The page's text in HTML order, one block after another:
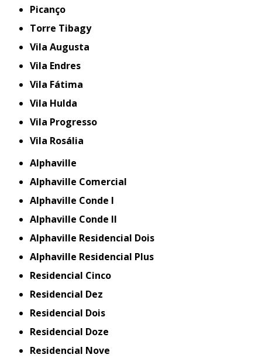
Picanço
Torre Tibagy
Vila Augusta
Vila Endres
Vila Fátima
Vila Hulda
Vila Progresso
Vila Rosália
Alphaville
Alphaville Comercial
Alphaville Conde I
Alphaville Conde II
Alphaville Residencial Dois
Alphaville Residencial Plus
Residencial Cinco
Residencial Dez
Residencial Dois
Residencial Doze
Residencial Nove